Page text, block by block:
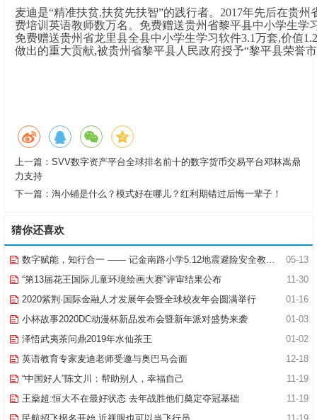
麦迪是“精准扶贫,扶贫先扶智”的践行者。2017年先后在贵
费培训英语教师数万名。免费赠送贵州省黎平县中小学生学
免费赠送贵州省龙里县全县中小学生学习软件3.1万套,价值
做出的重大贡献,被贵州省黎平县人民政府授予“黎平县荣誉
上一篇： SVV数字资产平台全球排名前十的数字货币交易平台邓林嵩鼎
力支持
下一篇： 淘小铺是什么？模式好在哪儿？红利期错过后悔一辈子！
猜你还喜欢
05-13
数字赋能，知行合一 —— 记金南路小学5.12地震避险安全教育活动
11-30
“第13届花王国际儿童环境绘画大赛”评审结果公布
01-16
2020紫荆·国际金融人才发展年会暨全球校友年会圆满举行
01-03
小杯故事2020DC动漫杯新品发布会暨新年派对盛势来袭
01-02
泽悟武夷茶问鼎2019年水仙茶王
12-18
英语教育专家麦迪老师受邀与奥巴马会面
11-19
“中国好人”陈文川：帮助别人，幸福自己
11-19
王燊超:恒大不在最好状态 去年战胜他们奠定夺冠基础